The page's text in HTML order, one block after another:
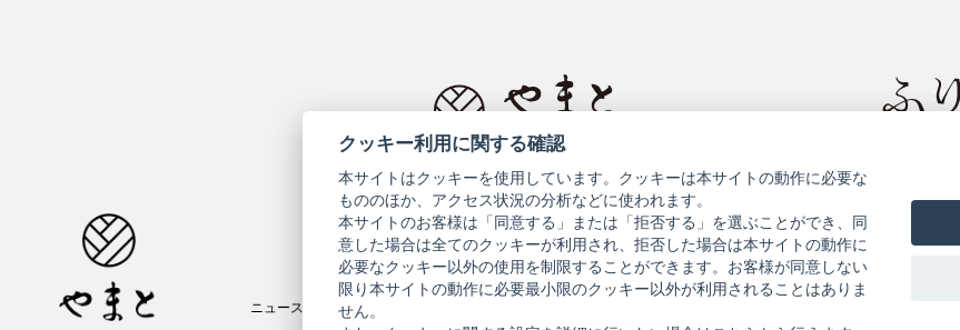
コーポレートサイト きものや
ニュースレター
クッキー利用に関する確認
本サイトはクッキーを使用しています。クッキーは本サイトの動作に必要な
もののほか、アクセス状況の分析などに使われます。
本サイトのお客様は「同意する」または「拒否する」を選ぶことができ、同
意した場合は全てのクッキーが利用され、拒否した場合は本サイトの動作に
必要なクッキー以外の使用を制限することができます。お客様が同意しない
限り本サイトの動作に必要最小限のクッキー以外が利用されることはありま
せん。